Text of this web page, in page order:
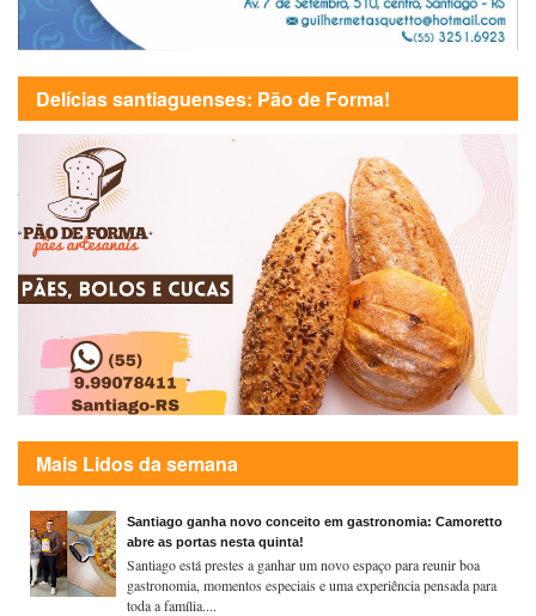
Delícias santiaguenses: Pão de Forma!
Mais Lidos da semana
Santiago ganha novo conceito em gastronomia: Camoretto
abre as portas nesta quinta!
Santiago está prestes a ganhar um novo espaço para reunir boa
gastronomia, momentos especiais e uma experiência pensada para
toda a família....